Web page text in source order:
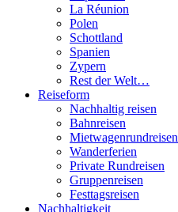
La Réunion
Polen
Schottland
Spanien
Zypern
Rest der Welt…
Reiseform
Nachhaltig reisen
Bahnreisen
Mietwagenrundreisen
Wanderferien
Private Rundreisen
Gruppenreisen
Festtagsreisen
Nachhaltigkeit